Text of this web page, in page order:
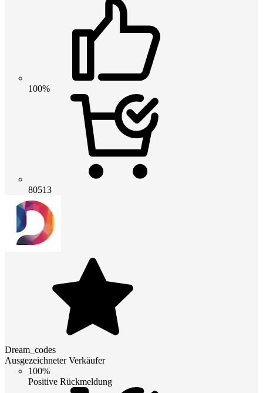
100%
80513
Dream_codes
Ausgezeichneter Verkäufer
100%
Positive Rückmeldung